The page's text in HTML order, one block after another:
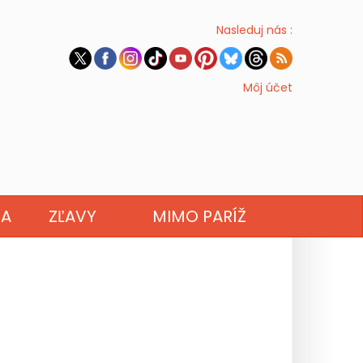
Nasleduj nás :
Môj účet
ZĽAVY MIMO PARÍŽ